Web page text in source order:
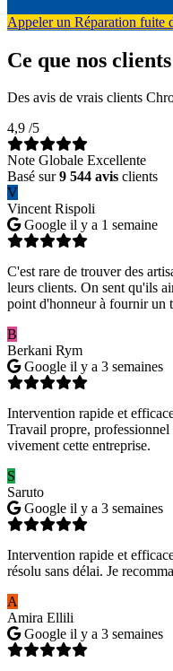
Appeler un Réparation fuite
Ce que nos
Des avis de vrais clients
4,9 /5
Note Globale Excellente
Basé sur9 544 avis clients
V
Vincent Rispoli
Google il y a 1 semaine
C'est rare de trouver des
leurs clients. On sent qu'ils
point d'honneur à fournir un
B
Berkani Rym
Google il y a 3 semaines
Intervention rapide et
Travail propre, professionnel
vivement cette entreprise.
S
Saruto
Google il y a 3 semaines
Intervention rapide et
résolu sans délai. Je
A
Amira Ellili
Google il y a 3 semaines